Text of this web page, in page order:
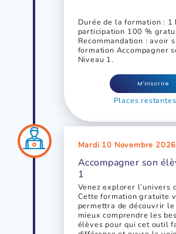
Durée de la formation :
participation 100 %
Recommandation : avoir
formation Accompagner
Niveau 1.
M'inscrire
Places
Mardi 10 Novembre
Accompagner son
1
Venez explorer l’univers
Cette formation gratuite
permettra de découvrir
mieux comprendre les
élèves pour qui cet outil